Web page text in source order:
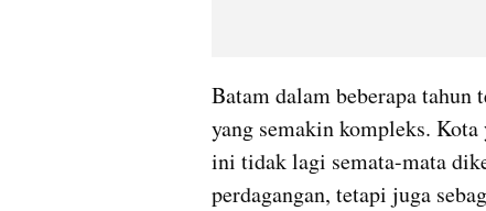
Batam dalam beberapa
yang semakin kompleks. Kota
ini tidak lagi semata-mata
perdagangan, tetapi juga